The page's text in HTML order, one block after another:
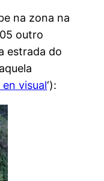
na zona na
outro
estrada do
visual‘):